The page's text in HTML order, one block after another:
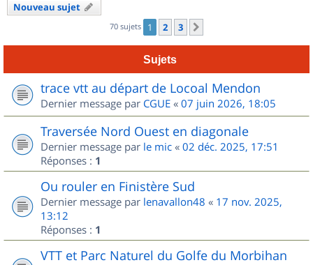
Nouveau sujet
70 sujets 1 2 3
Sujets
trace vtt au départ de Locoal Mendon
Dernier message par CGUE « 07 juin 2026, 18:05
Traversée Nord Ouest en diagonale
Dernier message par le mic « 02 déc. 2025, 17:51
Réponses : 1
Ou rouler en Finistère Sud
Dernier message par lenavallon48 « 17 nov. 2025,
13:12
Réponses : 1
VTT et Parc Naturel du Golfe du Morbihan